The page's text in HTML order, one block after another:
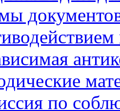
по